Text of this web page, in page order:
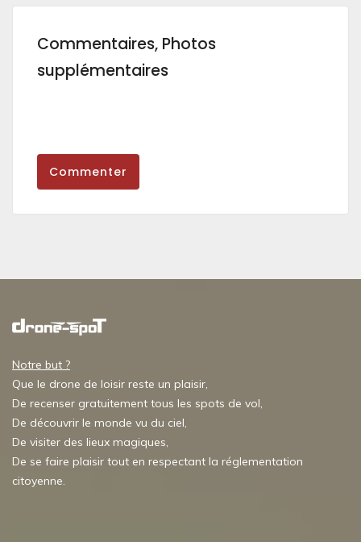
Commentaires, Photos
supplémentaires
Commenter
Notre but ?
Que le drone de loisir reste un plaisir,
De recenser gratuitement tous les spots de vol,
De découvrir le monde vu du ciel,
De visiter des lieux magiques,
De se faire plaisir tout en respectant la réglementation
citoyenne.